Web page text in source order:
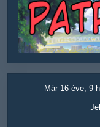
Már 16 éve, 9